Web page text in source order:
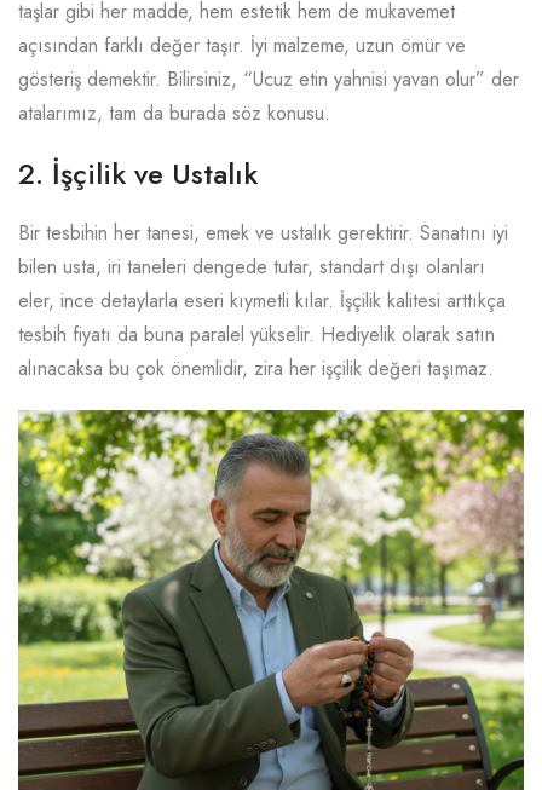
taşlar gibi her madde, hem estetik hem de mukavemet
açısından farklı değer taşır. İyi malzeme, uzun ömür ve
gösteriş demektir. Bilirsiniz, “Ucuz etin yahnisi yavan olur” der
atalarımız, tam da burada söz konusu.
2. İşçilik ve Ustalık
Bir tesbihin her tanesi, emek ve ustalık gerektirir. Sanatını iyi
bilen usta, iri taneleri dengede tutar, standart dışı olanları
eler, ince detaylarla eseri kıymetli kılar. İşçilik kalitesi arttıkça
tesbih fiyatı da buna paralel yükselir. Hediyelik olarak satın
alınacaksa bu çok önemlidir, zira her işçilik değeri taşımaz.